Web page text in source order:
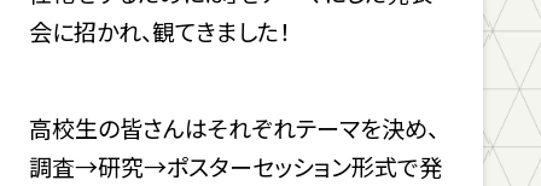
会に招かれ、観てきました！
高校生の皆さんはそれぞれテーマを決め、
調査→研究→ポスターセッション形式で発